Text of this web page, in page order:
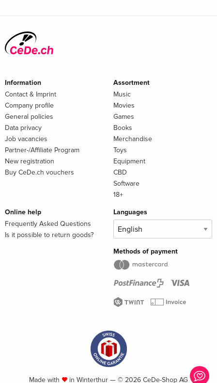
Information
Contact & Imprint
Company profile
General policies
Data privacy
Job vacancies
Partner-/Affiliate Program
New registration
Buy CeDe.ch vouchers
Assortment
Music
Movies
Games
Books
Merchandise
Toys
Equipment
CBD
Software
18+
Online help
Frequently Asked Questions
Is it possible to return goods?
Languages
Methods of payment
Made with in Winterthur — © 2026 CeDe-Shop AG